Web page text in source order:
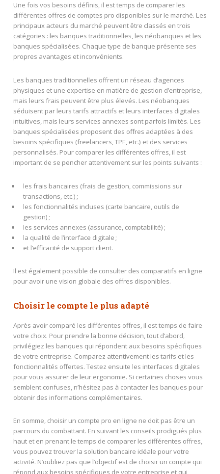
Une fois vos besoins définis, il est temps de comparer les
différentes offres de comptes pro disponibles sur le marché. Les
principaux acteurs du marché peuvent être classés en trois
catégories : les banques traditionnelles, les néobanques et les
banques spécialisées. Chaque type de banque présente ses
propres avantages et inconvénients.
Les banques traditionnelles offrent un réseau d’agences
physiques et une expertise en matière de gestion d’entreprise,
mais leurs frais peuvent être plus élevés. Les néobanques
séduisent par leurs tarifs attractifs et leurs interfaces digitales
intuitives, mais leurs services annexes sont parfois limités. Les
banques spécialisées proposent des offres adaptées à des
besoins spécifiques (freelancers, TPE, etc.) et des services
personnalisés. Pour comparer les différentes offres, il est
important de se pencher attentivement sur les points suivants :
les frais bancaires (frais de gestion, commissions sur
transactions, etc.) ;
les fonctionnalités incluses (carte bancaire, outils de
gestion) ;
les services annexes (assurance, comptabilité) ;
la qualité de l’interface digitale ;
et l’efficacité de support client.
Il est également possible de consulter des comparatifs en ligne
pour avoir une vision globale des offres disponibles.
Choisir le compte le plus adapté
Après avoir comparé les différentes offres, il est temps de faire
votre choix. Pour prendre la bonne décision, tout d’abord,
privilégiez les banques qui répondent aux besoins spécifiques
de votre entreprise. Comparez attentivement les tarifs et les
fonctionnalités offertes. Testez ensuite les interfaces digitales
pour vous assurer de leur ergonomie. Si certaines choses vous
semblent confuses, n’hésitez pas à contacter les banques pour
obtenir des informations complémentaires.
En somme, choisir un compte pro en ligne ne doit pas être un
parcours du combattant. En suivant les conseils prodigués plus
haut et en prenant le temps de comparer les différentes offres,
vous pouvez trouver la solution bancaire idéale pour votre
activité. N’oubliez pas que l’objectif est de choisir un compte qui
répond aux besoins spécifiques de votre entreprise et qui